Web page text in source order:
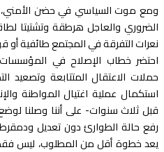
ومع موت السياسي في حضن الأمني،
الضروري والعاجل هرطقة وتشتيتا
نعرات التفرقة في المجتمع طائفية أو
احتضر خطاب الإصلاح في المؤسسات
حملات الاعتقال المتتابعة وتصعيد
استكمال عملية اغتيال المواطنة
قبل ثلاث سنوات- على أننا وصلنا
رفع حالة الطوارئ دون تعديل
يعد خطوة أقل من المطلوب، ليس